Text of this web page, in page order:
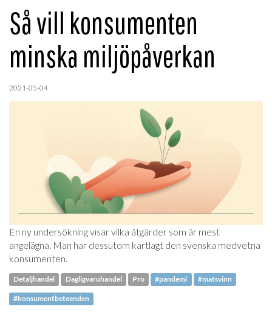
Så vill konsumenten
minska miljöpåverkan
2021-05-04
En ny undersökning visar vilka åtgärder som är mest
angelägna. Man har dessutom kartlagt den svenska medvetna
konsumenten.
Detaljhandel Dagligvaruhandel Pro #pandemi #matsvinn
#konsumentbeteenden